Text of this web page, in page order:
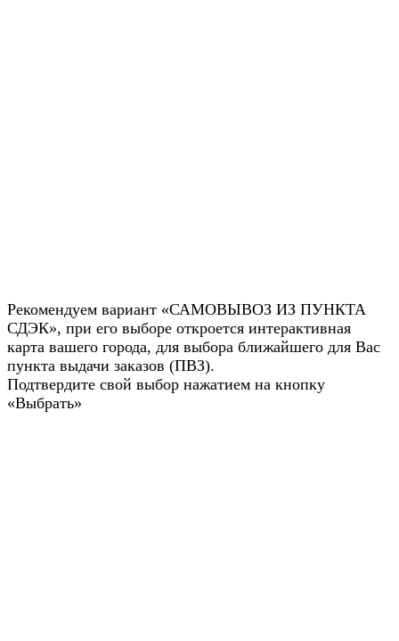
Рекомендуем вариант «САМОВЫВОЗ ИЗ ПУНКТА
СДЭК», при его выборе откроется интерактивная
карта вашего города, для выбора ближайшего для Вас
пункта выдачи заказов (ПВЗ).
Подтвердите свой выбор нажатием на кнопку
«Выбрать»